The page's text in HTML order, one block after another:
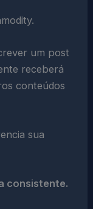
um post
receberá
conteúdos
sua
consistente.